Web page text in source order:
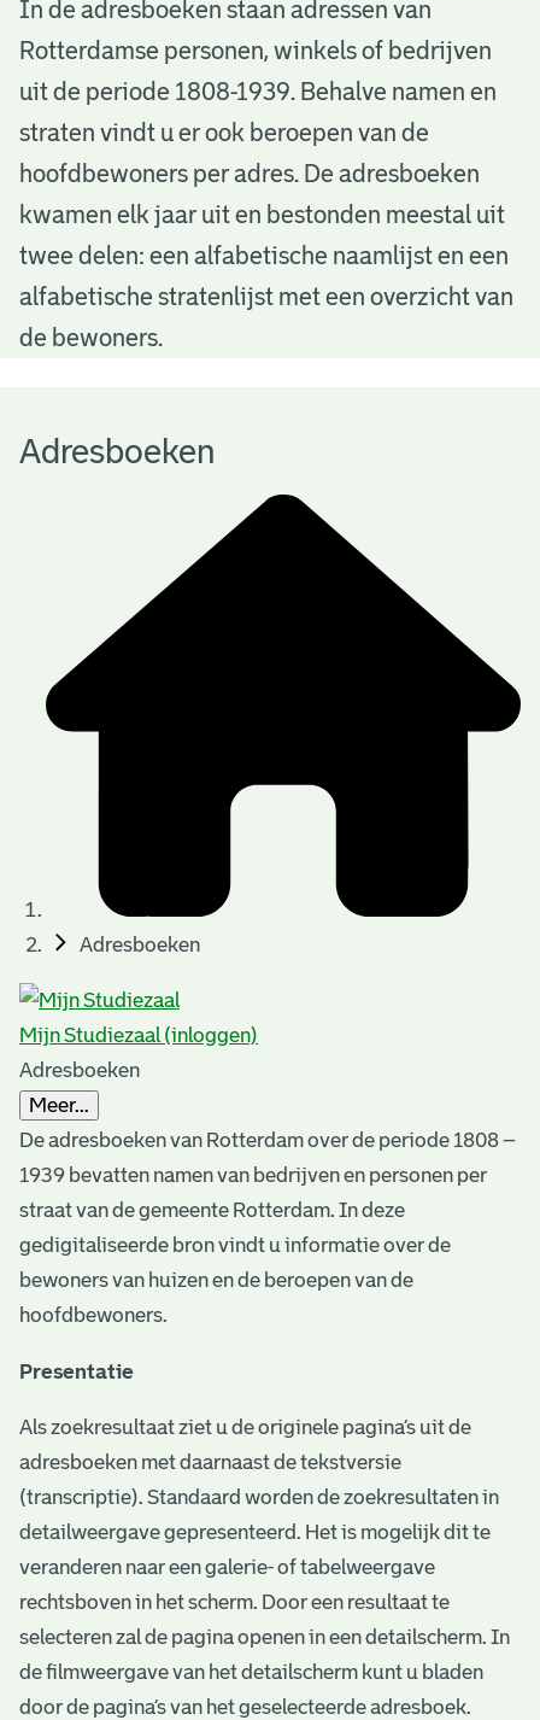
A
d
e
b
o
e
e
In de adresboeken staan adressen van
Rotterdamse personen, winkels of bedrijven
uit de periode 1808-1939. Behalve namen en
straten vindt u er ook beroepen van de
hoofdbewoners per adres. De adresboeken
kwamen elk jaar uit en bestonden meestal uit
twee delen: een alfabetische naamlijst en een
alfabetische stratenlijst met een overzicht van
de bewoners.
Adresboeken
Adresboeken
Mijn Studiezaal (inloggen)
Adresboeken
Meer...
De adresboeken van Rotterdam over de periode 1808 –
1939 bevatten namen van bedrijven en personen per
straat van de gemeente Rotterdam. In deze
gedigitaliseerde bron vindt u informatie over de
bewoners van huizen en de beroepen van de
hoofdbewoners.
Presentatie
Als zoekresultaat ziet u de originele pagina’s uit de
adresboeken met daarnaast de tekstversie
(transcriptie). Standaard worden de zoekresultaten in
detailweergave gepresenteerd. Het is mogelijk dit te
veranderen naar een galerie- of tabelweergave
rechtsboven in het scherm. Door een resultaat te
selecteren zal de pagina openen in een detailscherm. In
de filmweergave van het detailscherm kunt u bladen
door de pagina’s van het geselecteerde adresboek.